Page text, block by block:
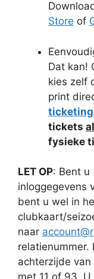
Store of
Dat kan!
kies zelf
print
tickets
fysieke
LET OP: Bent u
inloggegevens
bent u wel in
clubkaart/
naar
relatienummer.
achterzijde